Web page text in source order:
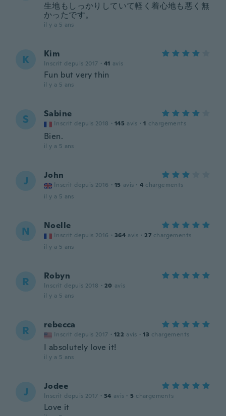
生地もしっかりしていて軽く着心地も悪く無
かったです。
il y a 5 ans
K Kim
Inscrit depuis 2017 · 41 avis
Fun but very thin
il y a 5 ans
S Sabine
Inscrit depuis 2018 · 145 avis · 1 chargements
Bien.
il y a 5 ans
J John
Inscrit depuis 2016 · 15 avis · 4 chargements
il y a 5 ans
N Noelle
Inscrit depuis 2016 · 364 avis · 27 chargements
il y a 5 ans
R Robyn
Inscrit depuis 2018 · 20 avis
il y a 5 ans
R rebecca
Inscrit depuis 2017 · 122 avis · 13 chargements
I absolutely love it!
il y a 5 ans
J Jodee
Inscrit depuis 2017 · 34 avis · 5 chargements
Love it